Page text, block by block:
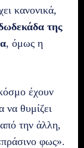
κανονικά,
της
, όμως η
έχουν
να θυμίζει
την άλλη,
φως».